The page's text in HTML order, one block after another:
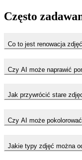
Często
Co to jest renowacja
Czy AI może naprawić
Jak przywrócić stare
Czy AI może
Jakie typy zdjęć można